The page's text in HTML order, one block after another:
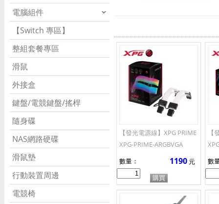
電腦組件
【Switch 專區】
整組套餐專區
滑鼠
外接盒
鍵盤/電競鍵盤/搖桿
隨身碟
NAS網路硬碟
滑鼠墊
行動裝置周邊
電競椅
【發光電源線】XPG PRIME
A.RGB 延長線 VGA(2組6+2P
in)
XPG-PRIME-ARGBVGA
數量：
1190 元
【
數